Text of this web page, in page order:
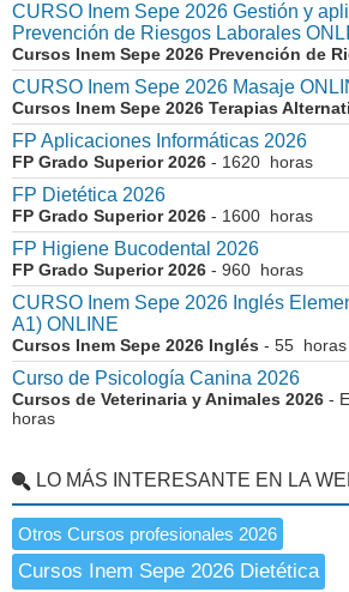
CURSO Inem Sepe 2026 Gestión y
Prevención de Riesgos Laborales
Cursos Inem Sepe 2026 Prevención de
CURSO Inem Sepe 2026 Masaje
Cursos Inem Sepe 2026 Terapias
FP Aplicaciones Informáticas 2026
FP Grado Superior 2026 - 1620 horas
FP Dietética 2026
FP Grado Superior 2026 - 1600 horas
FP Higiene Bucodental 2026
FP Grado Superior 2026 - 960 horas
CURSO Inem Sepe 2026 Inglés
A1) ONLINE
Cursos Inem Sepe 2026 Inglés - 55 horas
Curso de Psicología Canina 2026
Cursos de Veterinaria y Animales 2026 -
horas
LO MÁS INTERESANTE EN LA
Otros Cursos profesionales 2026
Cursos Inem Sepe 2026 Dietética